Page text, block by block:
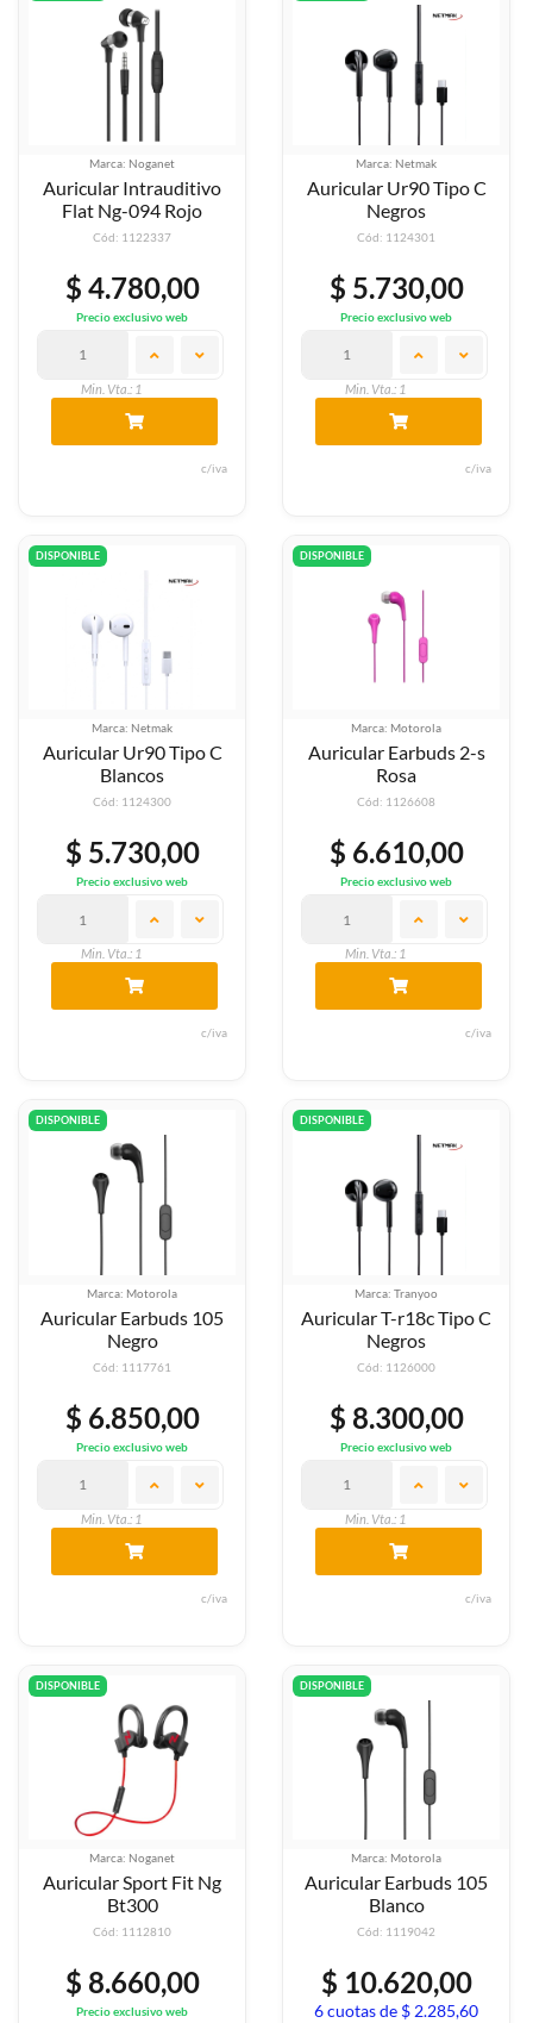
Marca: Noganet
Auricular Intrauditivo
Flat Ng-094 Rojo
Cód: 1122337
$ 4.780,00
Precio exclusivo web
Min. Vta.: 1
c/iva
Marca: Netmak
Auricular Ur90 Tipo C
Negros
Cód: 1124301
$ 5.730,00
Precio exclusivo web
Min. Vta.: 1
c/iva
DISPONIBLE
Marca: Netmak
Auricular Ur90 Tipo C
Blancos
Cód: 1124300
$ 5.730,00
Precio exclusivo web
Min. Vta.: 1
c/iva
DISPONIBLE
Marca: Motorola
Auricular Earbuds 2-s
Rosa
Cód: 1126608
$ 6.610,00
Precio exclusivo web
Min. Vta.: 1
c/iva
DISPONIBLE
Marca: Motorola
Auricular Earbuds 105
Negro
Cód: 1117761
$ 6.850,00
Precio exclusivo web
Min. Vta.: 1
c/iva
DISPONIBLE
Marca: Tranyoo
Auricular T-r18c Tipo C
Negros
Cód: 1126000
$ 8.300,00
Precio exclusivo web
Min. Vta.: 1
c/iva
DISPONIBLE
Marca: Noganet
Auricular Sport Fit Ng
Bt300
Cód: 1112810
$ 8.660,00
Precio exclusivo web
DISPONIBLE
Marca: Motorola
Auricular Earbuds 105
Blanco
Cód: 1119042
$ 10.620,00
6 cuotas de $ 2.285,60